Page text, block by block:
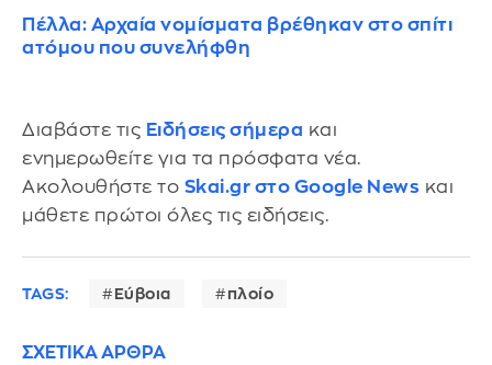
Πέλλα: Αρχαία νομίσματα βρέθηκαν στο σπίτι
ατόμου που συνελήφθη
Διαβάστε τις Ειδήσεις σήμερα και
ενημερωθείτε για τα πρόσφατα νέα.
Ακολουθήστε το Skai.gr στο Google News και
μάθετε πρώτοι όλες τις ειδήσεις.
TAGS: Εύβοια πλοίο
ΣΧΕΤΙΚΑ ΑΡΘΡΑ